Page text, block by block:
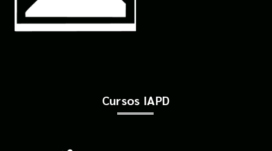
Cursos IAPD